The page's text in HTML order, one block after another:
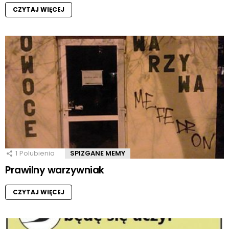
CZYTAJ WIĘCEJ
1 Polubienia SPIZGANE MEMY
Prawilny warzywniak
CZYTAJ WIĘCEJ